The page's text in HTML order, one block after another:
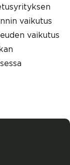
vaikutus
vaikutus